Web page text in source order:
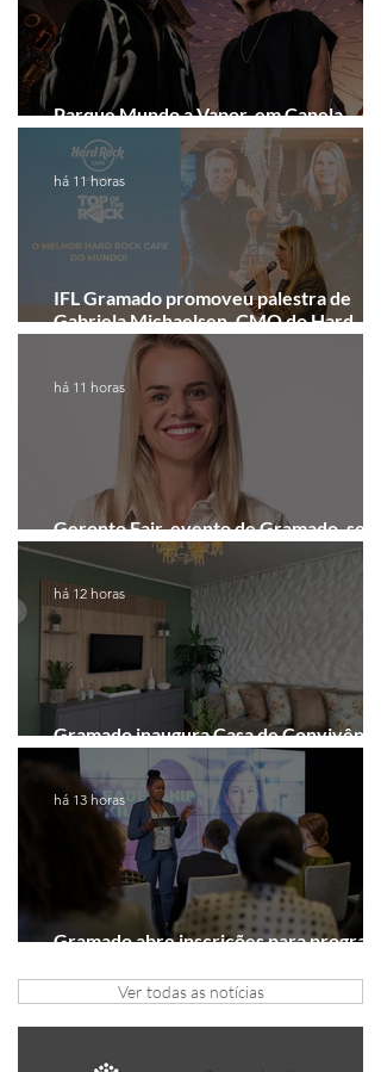
Parque Mundo a Vapor, em Canela,
recebe festival eletrônico em agosto
IFL Gramado promoveu palestra de
Gabriela Michaelsen, CMO do Hard
Rock Cafe Gramado
há 11 horas
Geronto Fair, evento de Gramado, será
realizada em formato digital
há 11 horas
Gramado inaugura Casa de Convivência
dedicada às mulheres
há 12 horas
Gramado abre inscrições para programa
há 13 horas
Ver todas as notícias